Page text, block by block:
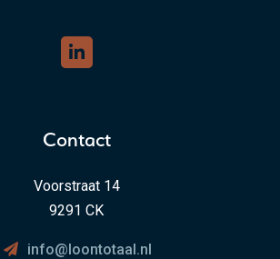
Contact
Voorstraat 14
9291 CK
info@loontotaal.nl